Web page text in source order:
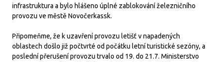
infrastruktura a bylo hlášeno úplné zablokování železničního
provozu ve městě Novočerkassk.
Připomeňme, že k uzavření provozu letišť v napadených
oblastech došlo již počtvrté od počátku letní turistické sezóny, a
poslední přerušení provozu trvalo od 19. do 21.7. Ministerstvo